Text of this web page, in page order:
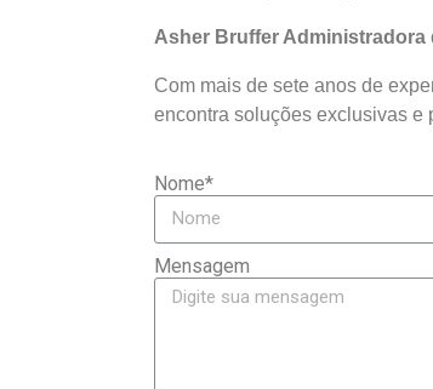
Asher Bruffer Administradora
Com mais de sete anos de
encontra soluções exclusivas e
Nome*
Mensagem